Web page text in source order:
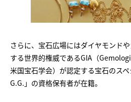
さらに、宝石広場にはダイヤモンド
する世界的権威であるGIA（
米国宝石学会）が認定する宝石のス
G.G.」の資格保有者が在籍。